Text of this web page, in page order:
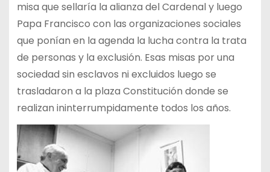
misa que sellaría la alianza del Cardenal y luego
Papa Francisco con las organizaciones sociales
que ponían en la agenda la lucha contra la trata
de personas y la exclusión. Esas misas por una
sociedad sin esclavos ni excluidos luego se
trasladaron a la plaza Constitución donde se
realizan ininterrumpidamente todos los años.